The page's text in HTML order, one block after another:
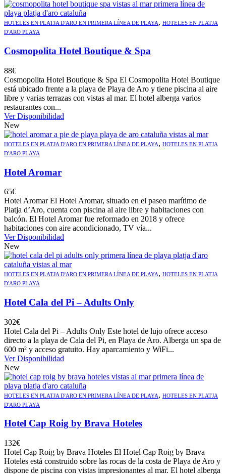
HOTELES EN PLATJA D'ARO EN PRIMERA LÍNEA DE PLAYA, HOTELES EN PLATJA
D'ARO PLAYA
Cosmopolita Hotel Boutique & Spa
88€
Cosmopolita Hotel Boutique & Spa El Cosmopolita Hotel Boutique
está ubicado frente a la playa de Playa de Aro y tiene piscina al aire
libre y varias terrazas con vistas al mar. El hotel alberga varios
restaurantes con...
Ver Disponibilidad
New
HOTELES EN PLATJA D'ARO EN PRIMERA LÍNEA DE PLAYA, HOTELES EN PLATJA
D'ARO PLAYA
Hotel Aromar
65€
Hotel Aromar El Hotel Aromar, situado en el paseo marítimo de
Platja d’Aro, cuenta con piscina al aire libre y habitaciones con
balcón. El Hotel Aromar fue reformado en 2018 y ofrece
habitaciones con aire acondicionado, TV vía...
Ver Disponibilidad
New
HOTELES EN PLATJA D'ARO EN PRIMERA LÍNEA DE PLAYA, HOTELES EN PLATJA
D'ARO PLAYA
Hotel Cala del Pi – Adults Only
302€
Hotel Cala del Pi – Adults Only Este hotel de lujo ofrece acceso
directo a la playa de Cala del Pi, en Playa de Aro. Alberga un spa de
600 m² y acceso gratuito. Hay aparcamiento y WiFi...
Ver Disponibilidad
New
HOTELES EN PLATJA D'ARO EN PRIMERA LÍNEA DE PLAYA, HOTELES EN PLATJA
D'ARO PLAYA
Hotel Cap Roig by Brava Hoteles
132€
Hotel Cap Roig by Brava Hoteles El Hotel Cap Roig by Brava
Hoteles está construido sobre las rocas de la costa de Playa de Aro y
dispone de piscina con vistas impresionantes al mar. El hotel alberga